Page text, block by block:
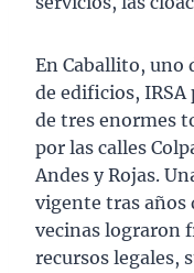
En Caballito, uno
de edificios,
de tres enormes
por las calles
Andes y Rojas.
vigente tras años
vecinas lograron
recursos legales,